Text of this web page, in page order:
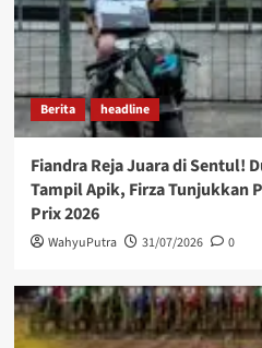
Berita headline
Fiandra Reja Juara di Sentul!
Tampil Apik, Firza Tunjukkan
Prix 2026
WahyuPutra 31/07/2026 0